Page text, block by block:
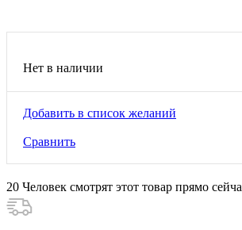
Нет в наличии
Добавить в список желаний
Сравнить
20 Человек смотрят этот товар прямо